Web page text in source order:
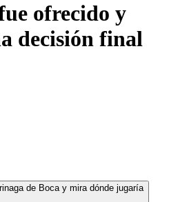
ofrecido y
decisión final